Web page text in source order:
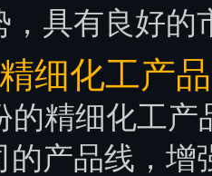
，具有良好的
细化工产品
精细化工产
的产品线，增